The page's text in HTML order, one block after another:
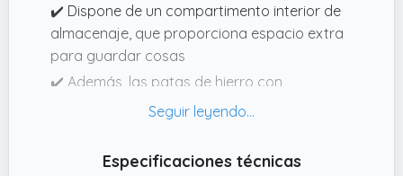
✔️ Dispone de un compartimento interior de
almacenaje, que proporciona espacio extra
para guardar cosas
✔️ Además, las patas de hierro con
recubrimiento en polvo aportan estabilidad y
✔️ Nuestro banco aterciopelado será un
Especificaciones técnicas